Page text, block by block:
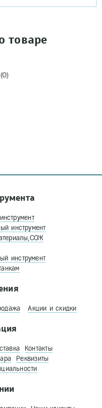
товаре
(0)
инструмент
инструмент
Акции и скидки
Контакты
Реквизиты